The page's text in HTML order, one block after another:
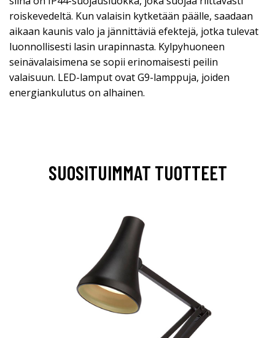
roiskevedeltä. Kun valaisin kytketään päälle, saadaan
aikaan kaunis valo ja jännittäviä efektejä, jotka tulevat
luonnollisesti lasin urapinnasta. Kylpyhuoneen
seinävalaisimena se sopii erinomaisesti peilin
valaisuun. LED-lamput ovat G9-lamppuja, joiden
energiankulutus on alhainen.
SUOSITUIMMAT TUOTTEET